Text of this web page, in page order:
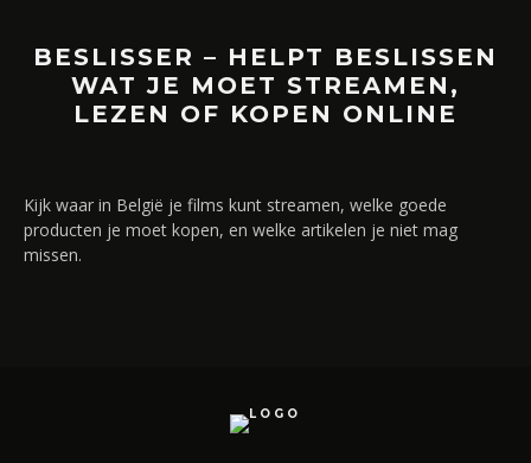
BESLISSER – HELPT BESLISSEN
WAT JE MOET STREAMEN,
LEZEN OF KOPEN ONLINE
Kijk waar in België je films kunt streamen, welke goede
producten je moet kopen, en welke artikelen je niet mag
missen.